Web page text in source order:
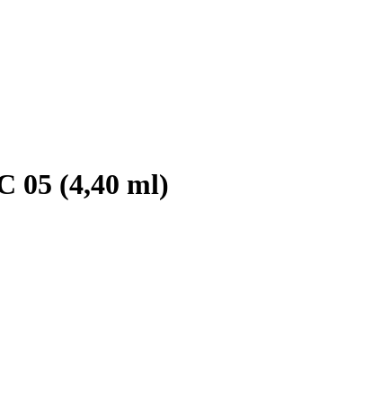
05 (4,40 ml)